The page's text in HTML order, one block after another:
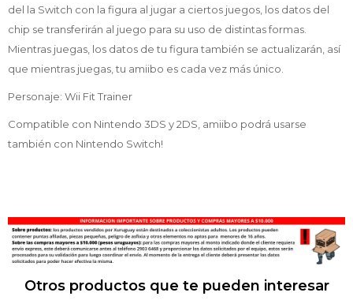
del la Switch con la figura al jugar a ciertos juegos, los datos del
chip se transferirán al juego para su uso de distintas formas.
Mientras juegas, los datos de tu figura también se actualizarán, así
que mientras juegas, tu amiibo es cada vez más único.
Personaje: Wii Fit Trainer
Compatible con Nintendo 3DS y 2DS, amiibo podrá usarse
también con Nintendo Switch!
Otros productos que te pueden interesar